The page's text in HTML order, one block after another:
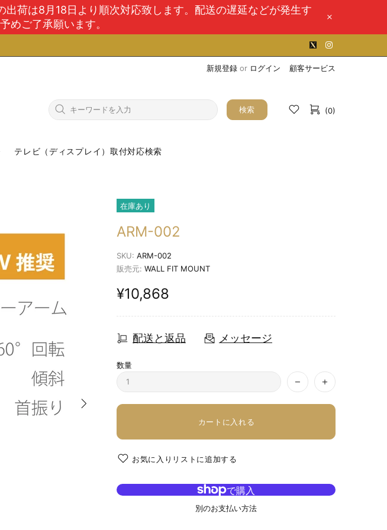
荷は8月18日より順次対応致します。配送の遅延などが発生す
めご了承願います。
新規登録 or ログイン 顧客サービス
検索 (0)
テレビ（ディスプレイ）取付対応検索
在庫あり
ARM-002
SKU: ARM-002
販売元: WALL FIT MOUNT
¥10,868
配送と返品 メッセージ
数量
カートに入れる
お気に入りリストに追加する
別のお支払い方法